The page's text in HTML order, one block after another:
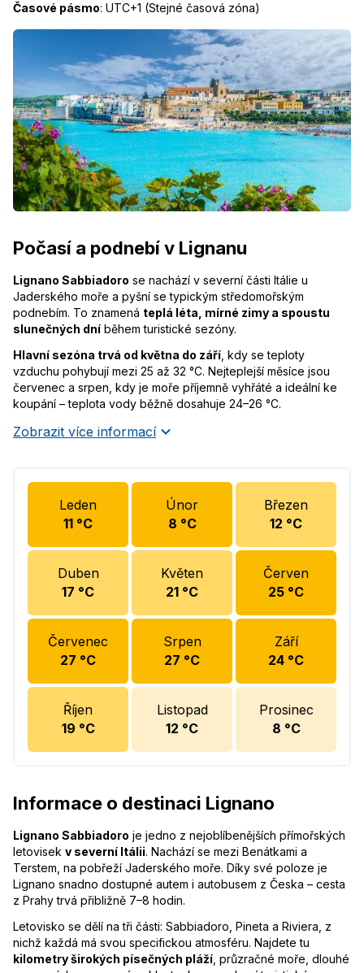
Časové pásmo: UTC+1 (Stejné časová zóna)
Počasí a podnebí v Lignanu
Lignano Sabbiadoro se nachází v severní části Itálie u
Jaderského moře a pyšní se typickým středomořským
podnebím. To znamená teplá léta, mírné zimy a spoustu
slunečných dní během turistické sezóny.
Hlavní sezóna trvá od května do září , kdy se teploty
vzduchu pohybují mezi 25 až 32 °C. Nejteplejší měsíce jsou
červenec a srpen, kdy je moře příjemně vyhřáté a ideální ke
koupání – teplota vody běžně dosahuje 24–26 °C.
Zobrazit více informací
Leden
11 °C
Únor
8 °C
Březen
12 °C
Duben
17 °C
Květen
21 °C
Červen
25 °C
Červenec
27 °C
Srpen
27 °C
Září
24 °C
Říjen
19 °C
Listopad
12 °C
Prosinec
8 °C
Informace o destinaci Lignano
Lignano Sabbiadoro je jedno z nejoblíbenějších přímořských
letovisek v severní Itálii. Nachází se mezi Benátkami a
Terstem, na pobřeží Jaderského moře. Díky své poloze je
Lignano snadno dostupné autem i autobusem z Česka – cesta
z Prahy trvá přibližně 7–8 hodin.
Letovisko se dělí na tři části: Sabbiadoro, Pineta a Riviera, z
nichž každá má svou specifickou atmosféru. Najdete tu
kilometry širokých písečných pláží , průzračné moře, dlouhé